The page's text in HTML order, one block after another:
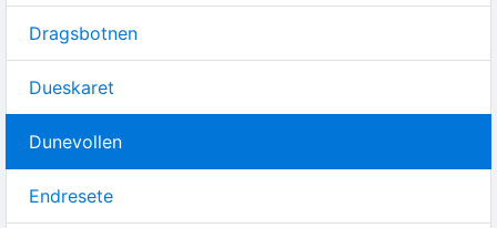
Dragsbotnen
Dueskaret
Dunevollen
Endresete